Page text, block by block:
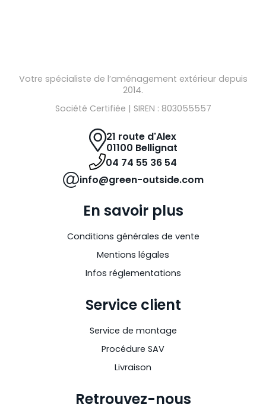
Votre spécialiste de l’aménagement extérieur depuis
2014.
Société Certifiée | SIREN : 803055557
21 route d'Alex
01100 Bellignat
04 74 55 36 54
info@green-outside.com
En savoir plus
Conditions générales de vente
Mentions légales
Infos réglementations
Service client
Service de montage
Procédure SAV
Livraison
Retrouvez-nous